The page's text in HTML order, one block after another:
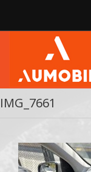
IMG_7661